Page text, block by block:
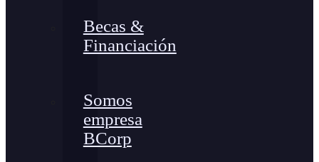
Becas &
Financiación
Somos
empresa
BCorp